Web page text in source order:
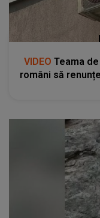
VIDEO Teama
români să